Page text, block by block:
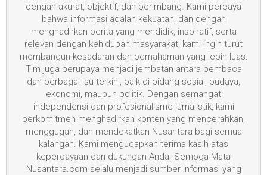
dengan akurat, objektif, dan berimbang. Kami percaya
bahwa informasi adalah kekuatan, dan dengan
menghadirkan berita yang mendidik, inspiratif, serta
relevan dengan kehidupan masyarakat, kami ingin turut
membangun kesadaran dan pemahaman yang lebih luas.
Tim juga berupaya menjadi jembatan antara pembaca
dan berbagai isu terkini, baik di bidang sosial, budaya,
ekonomi, maupun politik. Dengan semangat
independensi dan profesionalisme jurnalistik, kami
berkomitmen menghadirkan konten yang mencerahkan,
menggugah, dan mendekatkan Nusantara bagi semua
kalangan. Kami mengucapkan terima kasih atas
kepercayaan dan dukungan Anda. Semoga Mata
Nusantara.com selalu menjadi sumber informasi yang